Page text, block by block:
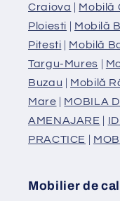
Craiova | Mobilă
Ploiesti | Mobilă
Pitesti | Mobilă
Targu-Mures |
Buzau | Mobilă
Mare | MOBILA
AMENAJARE |
PRACTICE |
Mobilier de